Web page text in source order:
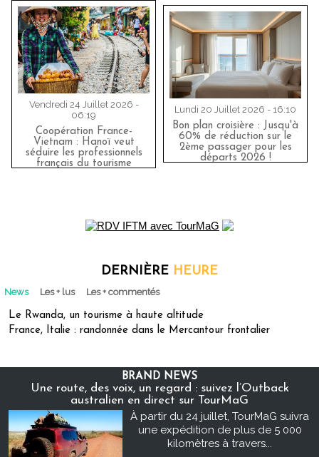
Vendredi 24 Juillet 2026 -
06:19
Coopération France-
Vietnam : Hanoï veut
séduire les professionnels
français du tourisme
Lundi 20 Juillet 2026 - 16:10
Bon plan croisière : Jusqu'à
60% de réduction sur le
2ème passager pour les
départs 2026 !
DERNIÈRE HEURE
News Les + lus Les + commentés
Le Rwanda, un tourisme à haute altitude
France, Italie : randonnée dans le Mercantour frontalier
BRAND NEWS
Une route, des voix, un regard : suivez l’Outback
australien en direct sur TourMaG
À partir du 24 juillet, TourMaG suivra
une expédition de plus de 5 000
kilomètres à travers...